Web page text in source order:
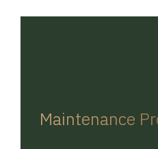
Maintenance